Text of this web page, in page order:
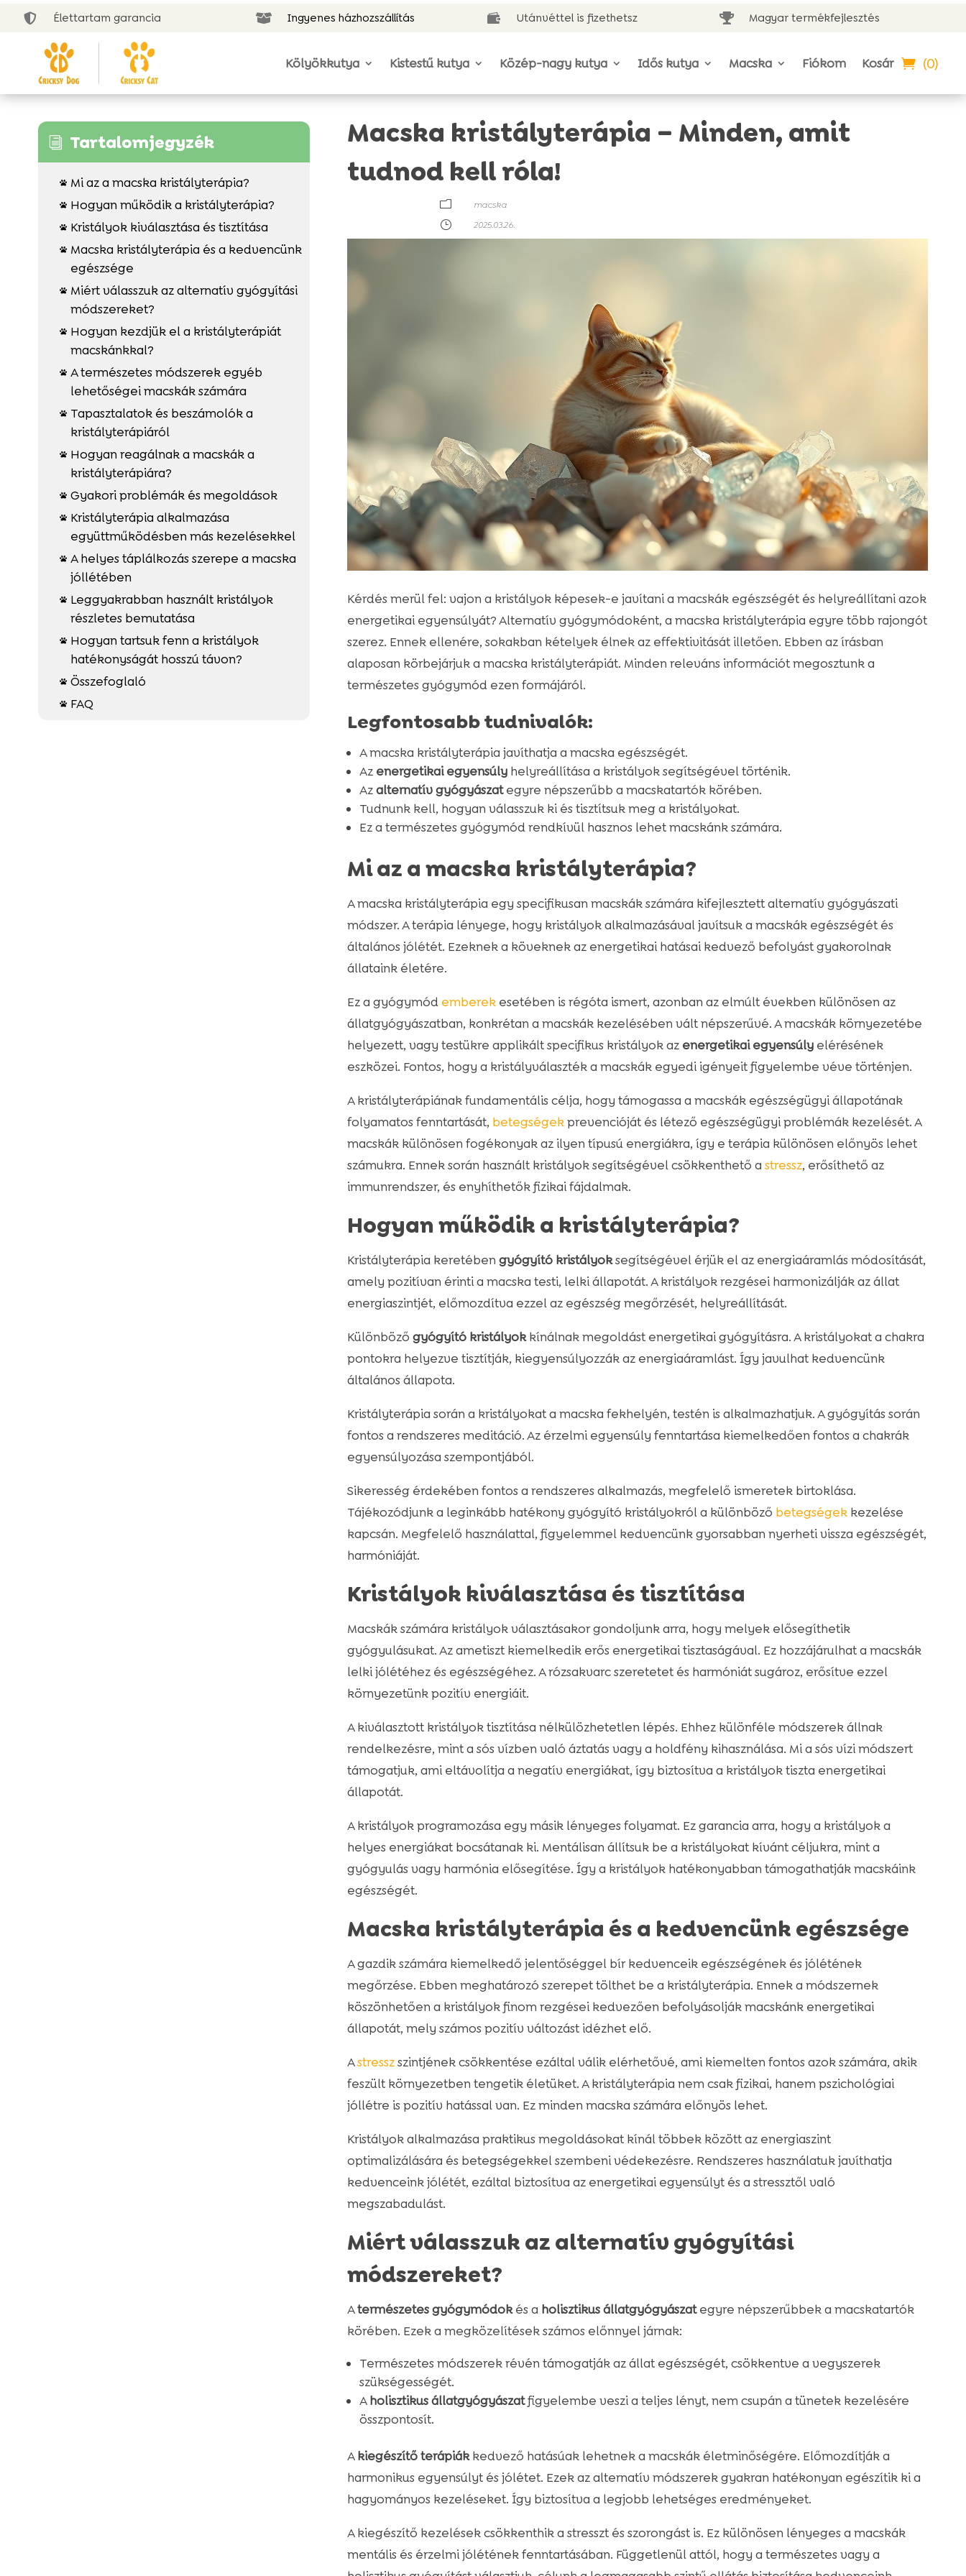
 Élettartam garancia  Ingyenes házhozszállítás  Utánvéttel is fizethetsz  Magyar termékfejlesztés
Kölyökkutya Kistestű kutya Közép-nagy kutya Idős kutya Macska Fiókom Kosár (0)
i Tartalomjegyzék
 Mi az a macska kristályterápia?
 Hogyan működik a kristályterápia?
 Kristályok kiválasztása és tisztítása

Macska kristályterápia és a kedvencünk
egészsége

Miért válasszuk az alternatív gyógyítási
módszereket?

Hogyan kezdjük el a kristályterápiát
macskánkkal?
 A természetes módszerek egyéb
lehetőségei macskák számára

Tapasztalatok és beszámolók a
kristályterápiáról

Hogyan reagálnak a macskák a
kristályterápiára?
 Gyakori problémák és megoldások

Kristályterápia alkalmazása
együttműködésben más kezelésekkel
 A helyes táplálkozás szerepe a macska
jóllétében

Leggyakrabban használt kristályok
részletes bemutatása

Hogyan tartsuk fenn a kristályok
hatékonyságát hosszú távon?
 Összefoglaló
 FAQ
Macska kristályterápia – Minden, amit
tudnod kell róla!
m
macska
}
2025.03.26.
Kérdés merül fel: vajon a kristályok képesek-e javítani a macskák egészségét és helyreállítani azok
energetikai egyensúlyát? Alternatív gyógymódoként, a macska kristályterápia egyre több rajongót
szerez. Ennek ellenére, sokakban kételyek élnek az effektivitását illetően. Ebben az írásban
alaposan körbejárjuk a macska kristályterápiát. Minden releváns információt megosztunk a
természetes gyógymód ezen formájáról.
Legfontosabb tudnivalók:
A macska kristályterápia javíthatja a macska egészségét.
Az energetikai egyensúlyhelyreállítása a kristályok segítségével történik.
Azalternatív gyógyászategyre népszerűbb a macskatartók körében.
Tudnunk kell, hogyan válasszuk ki és tisztítsuk meg a kristályokat.
Ez a természetes gyógymód rendkívül hasznos lehet macskánk számára.
Mi az a macska kristályterápia?
A macska kristályterápia egy specifikusan macskák számára kifejlesztett alternatív gyógyászati
módszer. A terápia lényege, hogy kristályok alkalmazásával javítsuk a macskák egészségét és
általános jólétét. Ezeknek a köveknek az energetikai hatásai kedvező befolyást gyakorolnak
állataink életére.
Ez a gyógymód emberekesetében is régóta ismert, azonban az elmúlt években különösen az
állatgyógyászatban, konkrétan a macskák kezelésében vált népszerűvé. A macskák környezetébe
helyezett, vagy testükre applikált specifikus kristályok az energetikai egyensúlyelérésének
eszközei. Fontos, hogy a kristályválaszték a macskák egyedi igényeit figyelembe véve történjen.
A kristályterápiának fundamentális célja, hogy támogassa a macskák egészségügyi állapotának
folyamatos fenntartását, betegségekprevencióját és létező egészségügyi problémák kezelését. A
macskák különösen fogékonyak az ilyen típusú energiákra, így e terápia különösen előnyös lehet
számukra. Ennek során használt kristályok segítségével csökkenthető a stressz, erősíthető az
immunrendszer, és enyhíthetők fizikai fájdalmak.
Hogyan működik a kristályterápia?
Kristályterápia keretében gyógyító kristályoksegítségével érjük el az energiaáramlás módosítását,
amely pozitívan érinti a macska testi, lelki állapotát. A kristályok rezgései harmonizálják az állat
energiaszintjét, előmozdítva ezzel az egészség megőrzését, helyreállítását.
Különböző gyógyító kristályokkínálnak megoldást energetikai gyógyításra. A kristályokat a chakra
pontokra helyezve tisztítják, kiegyensúlyozzák az energiaáramlást. Így javulhat kedvencünk
általános állapota.
Kristályterápia során a kristályokat a macska fekhelyén, testén is alkalmazhatjuk. A gyógyítás során
fontos a rendszeres meditáció. Az érzelmi egyensúly fenntartása kiemelkedően fontos a chakrák
egyensúlyozása szempontjából.
Sikeresség érdekében fontos a rendszeres alkalmazás, megfelelő ismeretek birtoklása.
Tájékozódjunk a leginkább hatékony gyógyító kristályokról a különböző betegségekkezelése
kapcsán. Megfelelő használattal, figyelemmel kedvencünk gyorsabban nyerheti vissza egészségét,
harmóniáját.
Kristályok kiválasztása és tisztítása
Macskák számára kristályok választásakor gondoljunk arra, hogy melyek elősegíthetik
gyógyulásukat. Az ametiszt kiemelkedik erős energetikai tisztaságával. Ez hozzájárulhat a macskák
lelki jólétéhez és egészségéhez. A rózsakvarc szeretetet és harmóniát sugároz, erősítve ezzel
környezetünk pozitív energiáit.
A kiválasztott kristályok tisztítása nélkülözhetetlen lépés. Ehhez különféle módszerek állnak
rendelkezésre, mint a sós vízben való áztatás vagy a holdfény kihasználása. Mi a sós vízi módszert
támogatjuk, ami eltávolítja a negatív energiákat, így biztosítva a kristályok tiszta energetikai
állapotát.
A kristályok programozása egy másik lényeges folyamat. Ez garancia arra, hogy a kristályok a
helyes energiákat bocsátanak ki. Mentálisan állítsuk be a kristályokat kívánt céljukra, mint a
gyógyulás vagy harmónia elősegítése. Így a kristályok hatékonyabban támogathatják macskáink
egészségét.
Macska kristályterápia és a kedvencünk egészsége
A gazdik számára kiemelkedő jelentőséggel bír kedvenceik egészségének és jólétének
megőrzése. Ebben meghatározó szerepet tölthet be a kristályterápia. Ennek a módszernek
köszönhetően a kristályok finom rezgései kedvezően befolyásolják macskánk energetikai
állapotát, mely számos pozitív változást idézhet elő.
Astresszszintjének csökkentése ezáltal válik elérhetővé, ami kiemelten fontos azok számára, akik
feszült környezetben tengetik életüket. A kristályterápia nem csak fizikai, hanem pszichológiai
jóllétre is pozitív hatással van. Ez minden macska számára előnyös lehet.
Kristályok alkalmazása praktikus megoldásokat kínál többek között az energiaszint
optimalizálására és betegségekkel szembeni védekezésre. Rendszeres használatuk javíthatja
kedvenceink jólétét, ezáltal biztosítva az energetikai egyensúlyt és a stressztől való
megszabadulást.
Miért válasszuk az alternatív gyógyítási
módszereket?
Atermészetes gyógymódokés a holisztikus állatgyógyászategyre népszerűbbek a macskatartók
körében. Ezek a megközelítések számos előnnyel járnak:
Természetes módszerek révén támogatják az állat egészségét, csökkentve a vegyszerek
szükségességét.
Aholisztikus állatgyógyászatfigyelembe veszi a teljes lényt, nem csupán a tünetek kezelésére
összpontosít.
Akiegészítő terápiákkedvező hatásúak lehetnek a macskák életminőségére. Előmozdítják a
harmonikus egyensúlyt és jólétet. Ezek az alternatív módszerek gyakran hatékonyan egészítik ki a
hagyományos kezeléseket. Így biztosítva a legjobb lehetséges eredményeket.
A kiegészítő kezelések csökkenthik a stresszt és szorongást is. Ez különösen lényeges a macskák
mentális és érzelmi jólétének fenntartásában. Függetlenül attól, hogy a természetes vagy a